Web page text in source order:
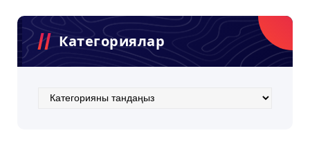
Категориялар
Категориялар